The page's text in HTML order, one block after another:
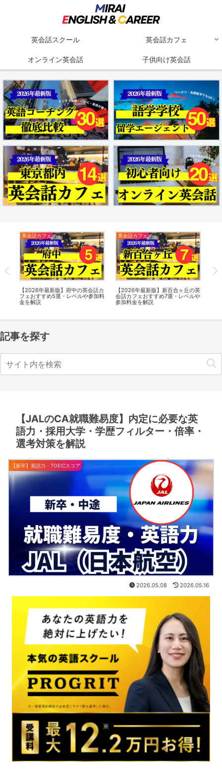
英会話スクール 英会話カフェ
オンライン英会話 子供向け英会話
英会話カフェ
【2026年最新版】府中の英会話カ
フェおすすめ5選・レベルや参加料
金を解説
英会話カフェ
【2026年最新版】新百合ヶ丘の英
会話カフェおすすめ7選・レベルや
参加料金を解説
記事を探す
【JALのCA就職難易度】内定に必要な英
語力・採用大学・学歴フィルター・倍率・
選考対策を解説
【新卒】英語力・TOEICスコア
2026.05.08 2026.05.16